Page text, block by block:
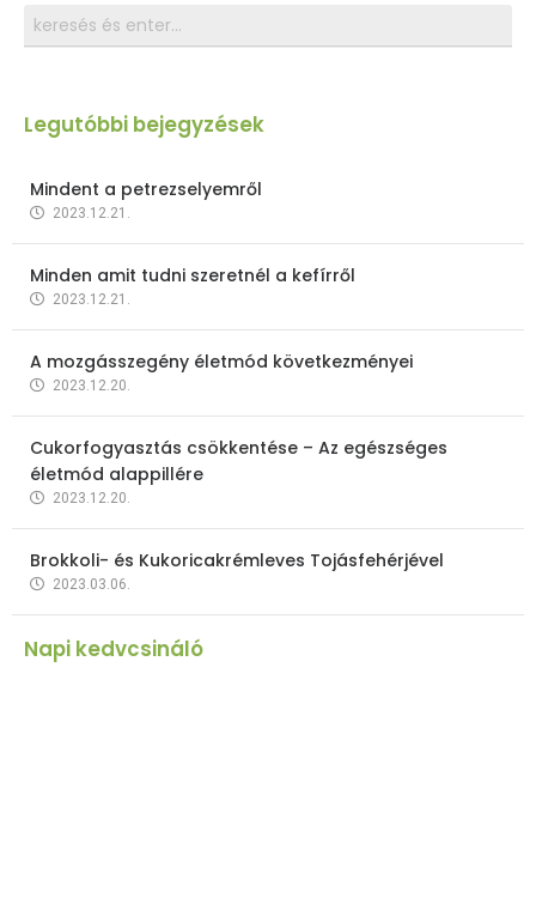
Legutóbbi bejegyzések
Mindent a petrezselyemről
2023.12.21.
Minden amit tudni szeretnél a kefírről
2023.12.21.
A mozgásszegény életmód következményei
2023.12.20.
Cukorfogyasztás csökkentése – Az egészséges
életmód alappillére
2023.12.20.
Brokkoli- és Kukoricakrémleves Tojásfehérjével
2023.03.06.
Napi kedvcsináló